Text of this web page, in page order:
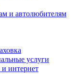
и автолюбителям
услуги
интернет